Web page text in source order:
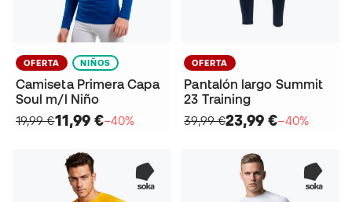
OFERTA NIÑOS
Camiseta Primera Capa
Soul m/l Niño
19,99 €11,99 €−40%
OFERTA
Pantalón largo Summit
23 Training
39,99 €23,99 €−40%